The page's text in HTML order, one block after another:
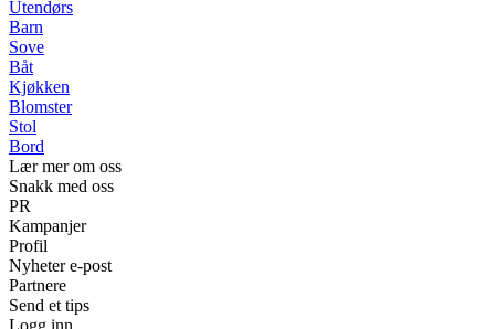
Utendørs
Barn
Sove
Båt
Kjøkken
Blomster
Stol
Bord
Lær mer om oss
Snakk med oss
PR
Kampanjer
Profil
Nyheter e-post
Partnere
Send et tips